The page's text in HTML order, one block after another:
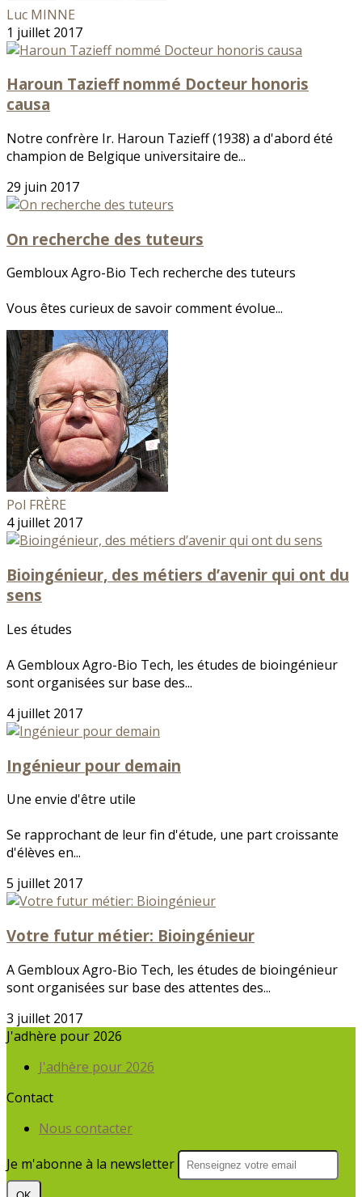
Luc MINNE
1 juillet 2017
Haroun Tazieff nommé Docteur honoris
causa
Notre confrère Ir. Haroun Tazieff (1938) a d'abord été
champion de Belgique universitaire de...
29 juin 2017
On recherche des tuteurs
Gembloux Agro-Bio Tech recherche des tuteurs
Vous êtes curieux de savoir comment évolue...
Pol FRÈRE
4 juillet 2017
Bioingénieur, des métiers d’avenir qui ont du
sens
Les études
A Gembloux Agro-Bio Tech, les études de bioingénieur
sont organisées sur base des...
4 juillet 2017
Ingénieur pour demain
Une envie d'être utile
Se rapprochant de leur fin d'étude, une part croissante
d'élèves en...
5 juillet 2017
Votre futur métier: Bioingénieur
A Gembloux Agro-Bio Tech, les études de bioingénieur
sont organisées sur base des attentes des...
3 juillet 2017
J'adhère pour 2026
J'adhère pour 2026
Contact
Nous contacter
Je m'abonne à la newsletter